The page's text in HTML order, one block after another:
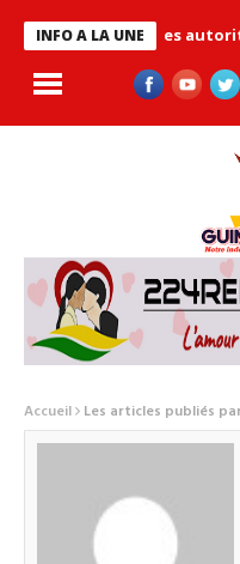
INFO A LA UNE
les autorités éducatives
Accueil Les articles publiés